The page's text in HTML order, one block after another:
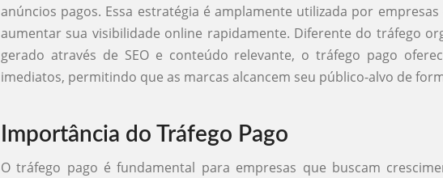
anúncios pagos. Essa estratégia é amplamente utilizada por empresas
aumentar sua visibilidade online rapidamente. Diferente do tráfego
gerado através de SEO e conteúdo relevante, o tráfego pago
imediatos, permitindo que as marcas alcancem seu público-alvo de
Importância do Tráfego Pago
O tráfego pago é fundamental para empresas que buscam